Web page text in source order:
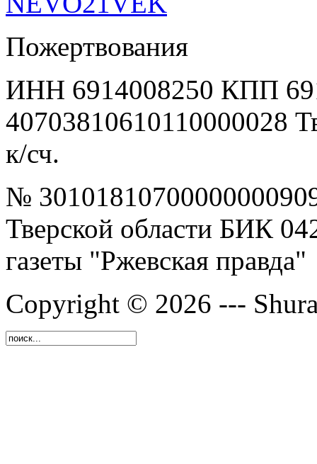
Пожертвования
ИНН 6914008250 КПП
40703810610110000028
к/сч.
№
Тверской области БИК
газеты "Ржевская правда"
Copyright © 2026 ---